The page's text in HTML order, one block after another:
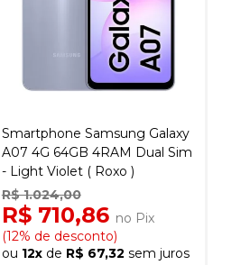
Smartphone Samsung Galaxy
A07 4G 64GB 4RAM Dual Sim
- Light Violet ( Roxo )
R$ 1.024,00
R$ 710,86 no Pix
(12% de desconto)
ou 12xde R$ 67,32 sem juros